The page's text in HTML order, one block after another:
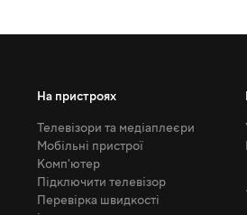
На пристроях
Телевізори та медіаплеєри
Мобільні пристрої
Комп'ютер
Підключити телевізор
Перевірка швидкості